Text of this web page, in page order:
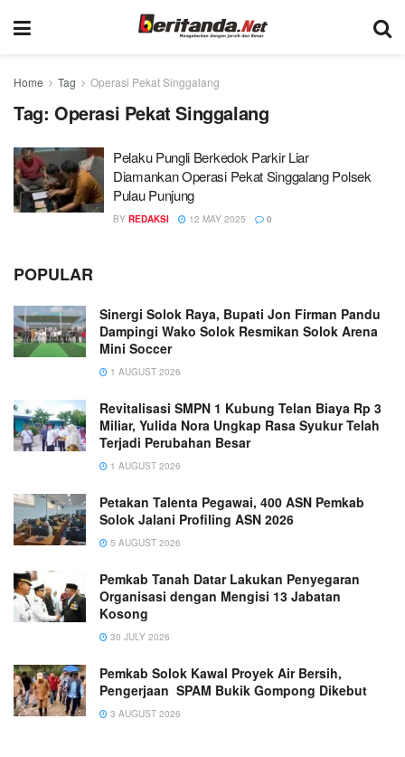
Home Tag Operasi Pekat Singgalang
Tag: Operasi Pekat Singgalang
Pelaku Pungli Berkedok Parkir Liar
Diamankan Operasi Pekat Singgalang Polsek
Pulau Punjung
BY REDAKSI 12 MAY 2025 0
POPULAR
Sinergi Solok Raya, Bupati Jon Firman Pandu
Dampingi Wako Solok Resmikan Solok Arena
Mini Soccer
1 AUGUST 2026
Revitalisasi SMPN 1 Kubung Telan Biaya Rp 3
Miliar, Yulida Nora Ungkap Rasa Syukur Telah
Terjadi Perubahan Besar
1 AUGUST 2026
Petakan Talenta Pegawai, 400 ASN Pemkab
Solok Jalani Profiling ASN 2026
5 AUGUST 2026
Pemkab Tanah Datar Lakukan Penyegaran
Organisasi dengan Mengisi 13 Jabatan
Kosong
30 JULY 2026
Pemkab Solok Kawal Proyek Air Bersih,
Pengerjaan SPAM Bukik Gompong Dikebut
3 AUGUST 2026